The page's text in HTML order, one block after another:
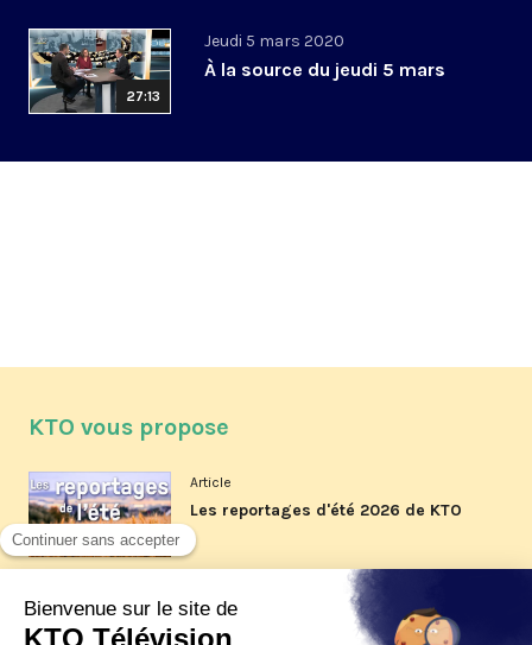
27:13
Jeudi 5 mars 2020
À la source du jeudi 5 mars
KTO vous propose
Article
Les reportages d'été 2026 de KTO
La visite pastorale du pape Léon
XIV à Assise à suivre sur KTO le